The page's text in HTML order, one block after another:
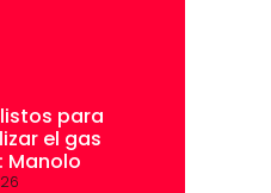
para
el gas
Manolo